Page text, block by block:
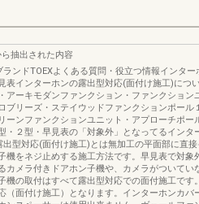
抽出された内容
ランドTOEXよくある質問・役立つ情報インター
表インターホンの露出型対応(面付け施工)につ
アーキモダンファンクション・ファンクション
ブリーズ・ステイウッドファンクションポール
ーンファンクションユニット・アプローチポー
・２型・早見表の「対象外」となってるインタ
出型対応(面付け施工)とは無加工の平面部に直接
機をネジ止めする施工方法です。早見表で対象
カメラ付きドアホン子機や、カメラがついてい
機の取付はすべて露出型対応での面付施工で
（面付け施工）となります。インターホンカバ